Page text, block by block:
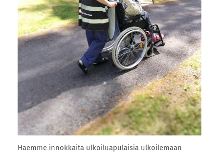
Haemme innokkaita ulkoiluapulaisia ulkoilemaan